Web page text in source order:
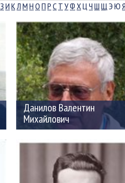
ЗИКЛМНОПРСТУФХЦЧШЩЭЮЯ
Данилов Валентин
Михайлович